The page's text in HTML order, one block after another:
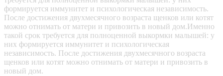
формируется иммунитет и психологическая независимость.
После достижения двухмесячного возраста щенков или котят
можно отнимать от матери и привозить в новый дом.Именно
такой срок требуется для полноценной выкормки малышей: у
них формируется иммунитет и психологическая
независимость. После достижения двухмесячного возраста
щенков или котят можно отнимать от матери и привозить в
новый дом.